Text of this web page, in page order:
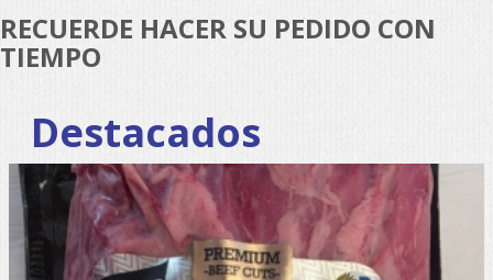
RECUERDE HACER SU PEDIDO CON
TIEMPO
Destacados